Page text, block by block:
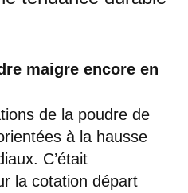
maigre encore en
de la poudre de
à la hausse
C’était
la cotation départ